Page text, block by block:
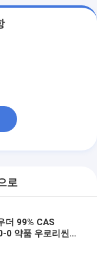
로
더 99% CAS
0 약품 우로리씬이